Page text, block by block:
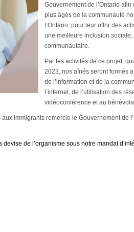
Gouvernement de l’Ontario
plus âgés de la communauté
l’Ontario, pour leur offrir des
une meilleure inclusion
communautaire.
Par les activités de ce projet,
2023, nos aînés seront formés
de l’information et de la
l’internet, de l’utilisation des
vidéoconférence et au
Immigrants remercie le Gouvernement de
devise de l’organisme sous notre mandat